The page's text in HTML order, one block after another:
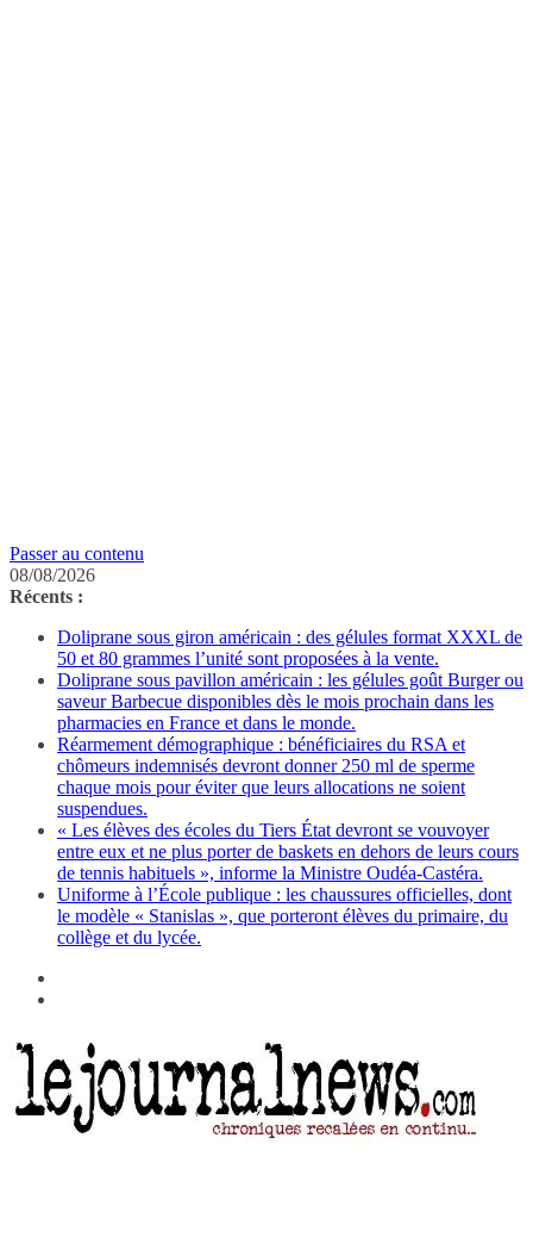
Passer au contenu
08/08/2026
Récents :
Doliprane sous giron américain : des gélules format XXXL de
50 et 80 grammes l’unité sont proposées à la vente.
Doliprane sous pavillon américain : les gélules goût Burger ou
saveur Barbecue disponibles dès le mois prochain dans les
pharmacies en France et dans le monde.
Réarmement démographique : bénéficiaires du RSA et
chômeurs indemnisés devront donner 250 ml de sperme
chaque mois pour éviter que leurs allocations ne soient
suspendues.
« Les élèves des écoles du Tiers État devront se vouvoyer
entre eux et ne plus porter de baskets en dehors de leurs cours
de tennis habituels », informe la Ministre Oudéa-Castéra.
Uniforme à l’École publique : les chaussures officielles, dont
le modèle « Stanislas », que porteront élèves du primaire, du
collège et du lycée.